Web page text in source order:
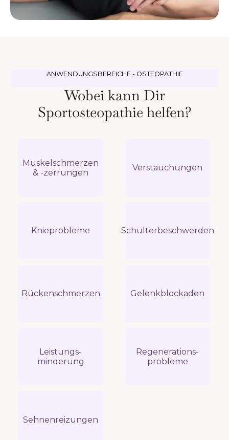
ANWENDUNGSBEREICHE - OSTEOPATHIE
Wobei kann Dir
Sportosteopathie helfen?
Muskelschmerzen
& -zerrungen
Verstauchungen
Knieprobleme Schulterbeschwerden
Rückenschmerzen Gelenkblockaden
Leistungs-
minderung
Regenerations-
probleme
Sehnenreizungen